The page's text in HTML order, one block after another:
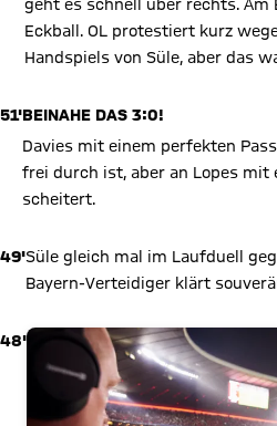
geht es schnell über rechts. Am
Eckball. OL protestiert kurz
Handspiels von Süle, aber das
51'BEINAHE DAS 3:0!
Davies mit einem perfekten
frei durch ist, aber an Lopes mit
scheitert.
49'Süle gleich mal im Laufduell
Bayern-Verteidiger klärt
48'